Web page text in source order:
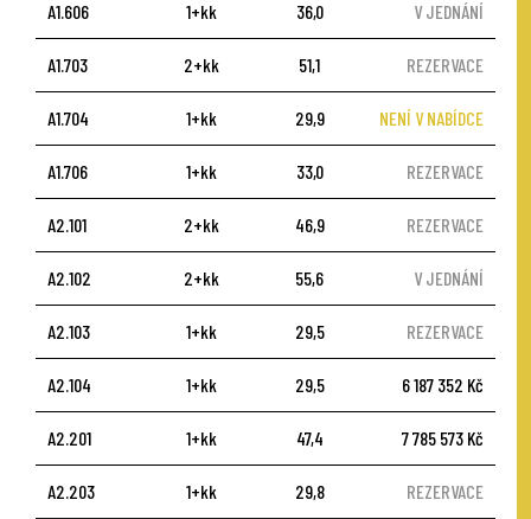
A1.606 1+kk 36,0 V JEDNÁNÍ
A1.703 2+kk 51,1 REZERVACE
A1.704 1+kk 29,9 NENÍ V NABÍDCE
A1.706 1+kk 33,0 REZERVACE
A2.101 2+kk 46,9 REZERVACE
A2.102 2+kk 55,6 V JEDNÁNÍ
A2.103 1+kk 29,5 REZERVACE
A2.104 1+kk 29,5 6 187 352 Kč
A2.201 1+kk 47,4 7 785 573 Kč
A2.203 1+kk 29,8 REZERVACE